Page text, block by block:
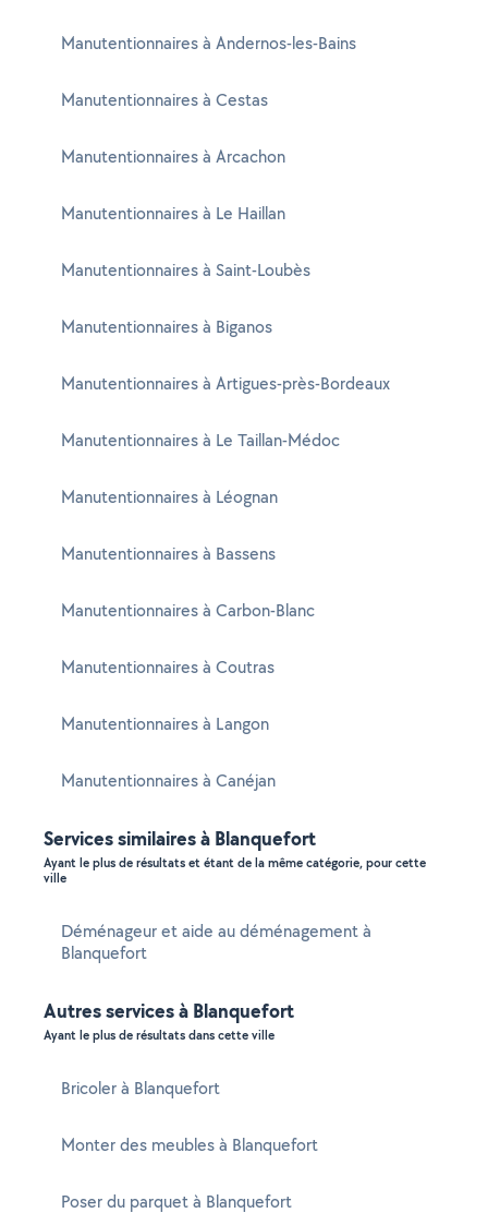
Manutentionnaires à Andernos-les-Bains
Manutentionnaires à Cestas
Manutentionnaires à Arcachon
Manutentionnaires à Le Haillan
Manutentionnaires à Saint-Loubès
Manutentionnaires à Biganos
Manutentionnaires à Artigues-près-Bordeaux
Manutentionnaires à Le Taillan-Médoc
Manutentionnaires à Léognan
Manutentionnaires à Bassens
Manutentionnaires à Carbon-Blanc
Manutentionnaires à Coutras
Manutentionnaires à Langon
Manutentionnaires à Canéjan
Services similaires à Blanquefort
Ayant le plus de résultats et étant de la même catégorie, pour cette
ville
Déménageur et aide au déménagement à
Blanquefort
Autres services à Blanquefort
Ayant le plus de résultats dans cette ville
Bricoler à Blanquefort
Monter des meubles à Blanquefort
Poser du parquet à Blanquefort